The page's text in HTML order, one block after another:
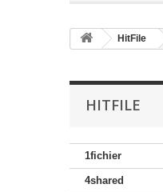
HitFile
HITFILE
1fichier
4shared